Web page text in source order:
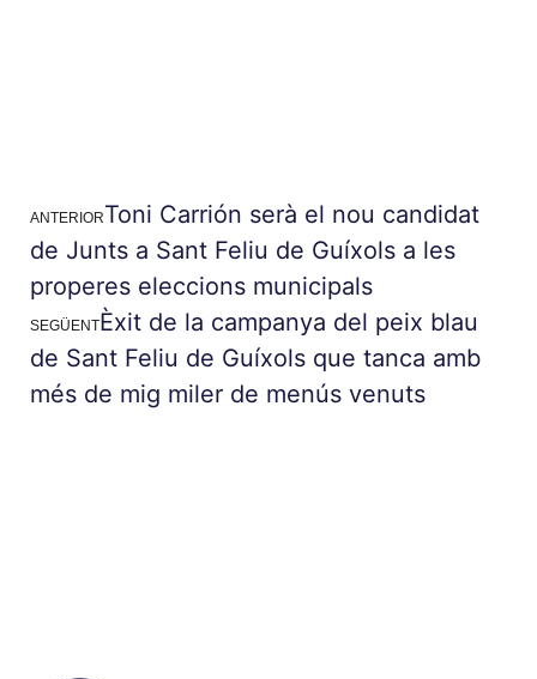
ANTERIORToni Carrión serà el nou candidat
de Junts a Sant Feliu de Guíxols a les
properes eleccions municipals
SEGÜENTÈxit de la campanya del peix blau
de Sant Feliu de Guíxols que tanca amb
més de mig miler de menús venuts